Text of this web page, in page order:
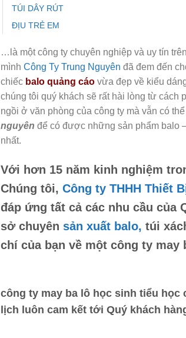
TÚI DÂY RÚT
ĐỊU TRẺ EM
…là một công ty chuyên nghiệp và uy tín
mình Công Ty Trung Nguyên đã đem đến
chiếc balo quảng cáovừa đẹp về kiểu
chúng tôi quý khách sẽ rất hài lòng từ cách
ngồi ở văn phòng của công ty mà vẫn có
nguyên để có được những sản phẩm balo
nhất.
Với hơn 15 năm kinh nghiệm
Chúng tôi, Công ty THHH Thiết
đáp ứng tất cả các nhu cầu của
sở chuyên sản xuất balo, túi
chí của bạn về một công ty may
công ty may ba lô học sinh tiểu học
lịch luôn cam kết tới Quý khách